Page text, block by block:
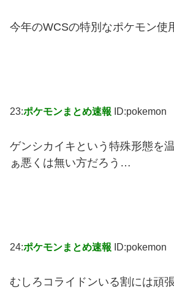
今年のWCSの特別なポケモン使
23:ポケモンまとめ速報 ID:pokemon
ゲンシカイキという特殊形態を
ぁ悪くは無い方だろう…
24:ポケモンまとめ速報 ID:pokemon
むしろコライドンいる割には頑